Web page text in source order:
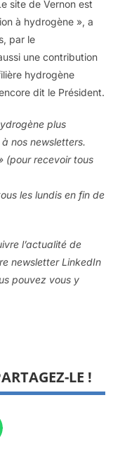
site de Vernon est
à hydrogène », a
par le
une contribution
hydrogène
dit le Président.
plus
nos newsletters.
(pour recevoir tous
les lundis en fin de
l’actualité de
newsletter LinkedIn
pouvez vous y
LE !